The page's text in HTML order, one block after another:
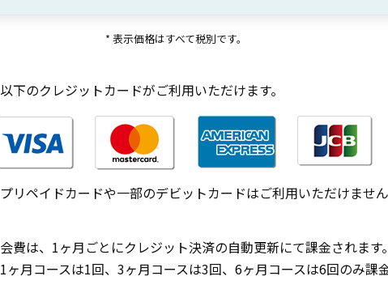
* 表示価格はすべて税別です。
以下のクレジットカードがご利用いただけます。
プリペイドカードや一部のデビットカードはご利用いただけません
会費は、1ヶ月ごとにクレジット決済の自動更新にて課金されます。
1ヶ月コースは1回、3ヶ月コースは3回、6ヶ月コースは6回のみ課金